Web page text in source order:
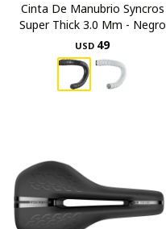
Cinta De Manubrio Syncros
Super Thick 3.0 Mm - Negro
USD 49